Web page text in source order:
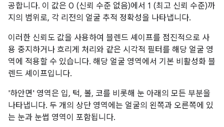
공합니다. 이 값은 0 (신뢰 수준 없음)에서 1 (최고 신뢰 수준)까
지의 범위로, 각 리전의 얼굴 추적 정확성을 나타냅니다.
이러한 신뢰도 값을 사용하여 블렌드 셰이프를 점진적으로 사
용 중지하거나 흐리게 처리와 같은 시각적 필터를 해당 얼굴 영
역에 적용할 수 있습니다. 해당 얼굴 영역에서 기본 비활성화 블
렌드 셰이프입니다.
'하안면' 영역은 입, 턱, 볼, 코를 비롯해 눈 아래의 모든 부분을
나타냅니다. 두 개의 상단 영역에는 얼굴의 왼쪽과 오른쪽에 있
는 눈과 눈썹 영역이 포함됩니다.